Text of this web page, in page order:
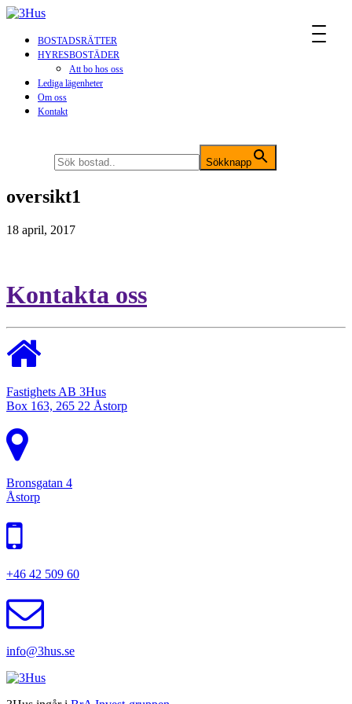
BOSTADSRÄTTER
HYRESBOSTÄDER
Att bo hos oss
Lediga lägenheter
Om oss
Kontakt
Sökknapp
oversikt1
18 april, 2017
Kontakta oss
Fastighets AB 3Hus
Box 163, 265 22 Åstorp
Bronsgatan 4
Åstorp
+46 42 509 60
info@3hus.se